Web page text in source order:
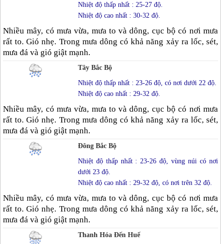
Nhiệt độ thấp nhất : 25-27 độ.
Nhiệt độ cao nhất : 30-32 độ.
Nhiều mây, có mưa vừa, mưa to và dông, cục bộ có nơi mưa
rất to. Gió nhẹ. Trong mưa dông có khả năng xảy ra lốc, sét,
mưa đá và gió giật mạnh.
Tây Bắc Bộ
Nhiệt độ thấp nhất : 23-26 độ, có nơi dưới 22 độ.
Nhiệt độ cao nhất : 29-32 độ.
Nhiều mây, có mưa vừa, mưa to và dông, cục bộ có nơi mưa
rất to. Gió nhẹ. Trong mưa dông có khả năng xảy ra lốc, sét,
mưa đá và gió giật mạnh.
Đông Bắc Bộ
Nhiệt độ thấp nhất : 23-26 độ, vùng núi có nơi
dưới 23 độ.
Nhiệt độ cao nhất : 29-32 độ, có nơi trên 32 độ.
Nhiều mây, có mưa vừa, mưa to và dông, cục bộ có nơi mưa
rất to. Gió nhẹ. Trong mưa dông có khả năng xảy ra lốc, sét,
mưa đá và gió giật mạnh.
Thanh Hóa Đến Huế